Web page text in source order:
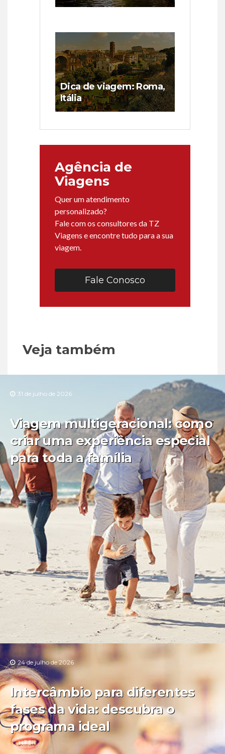
Dica de viagem: Roma,
Itália
Agência de
Viagens
Quer um atendimento
personalizado?
Fale com os consultores da TZ
Viagens e encontre tudo para a sua
viagem.
Fale Conosco
Veja também
31 de julho de 2026
Viagem multigeracional: como
criar uma experiência especial
para toda a família
24 de julho de 2026
Intercâmbio para diferentes
fases da vida: descubra o
programa ideal